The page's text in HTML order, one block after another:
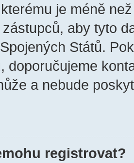
je méně
aby tyto
Států.
doporučujeme
a nebude
registrovat?